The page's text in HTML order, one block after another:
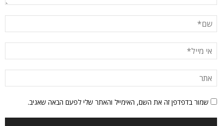
שמור בדפדפן זה את השם, האימייל והאתר שלי לפעם הבאה שאגיב.